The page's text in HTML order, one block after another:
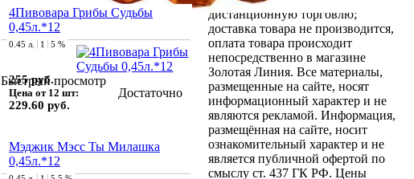
4Пивовара Грибы Судьбы
0,45л.*12
Быстрый просмотр
0.45 л. 1 5 %
255 руб.
Цена от 12 шт:
229.60 руб.
Достаточно
Мэджик Мэсс Ты Милашка
0,45л.*12
дистанционную торговлю;
доставка товара не производится,
оплата товара происходит
непосредственно в магазине
Золотая Линия. Все материалы,
размещенные на сайте, носят
информационный характер и не
являются рекламой. Информация,
размещённая на сайте, носит
ознакомительный характер и не
является публичной офертой по
смыслу ст. 437 ГК РФ. Цены